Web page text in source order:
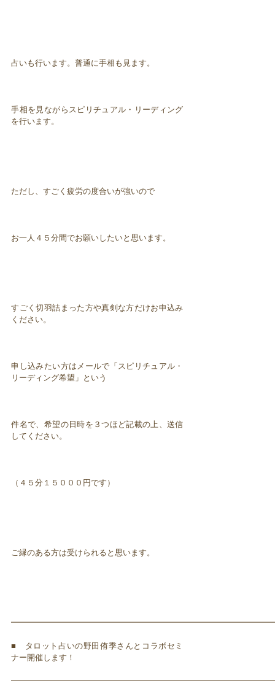
占いも行います。普通に手相も見ます。
手相を見ながらスピリチュアル・リーディング
を行います。
ただし、すごく疲労の度合いが強いので
お一人４５分間でお願いしたいと思います。
すごく切羽詰まった方や真剣な方だけお申込み
ください。
申し込みたい方はメールで「スピリチュアル・
リーディング希望」という
件名で、希望の日時を３つほど記載の上、送信
してください。
（４５分１５０００円です）
ご縁のある方は受けられると思います。
■ タロット占いの野田侑季さんとコラボセミ
ナー開催します！